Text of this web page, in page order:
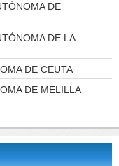
DE
DE LA
DE CEUTA
DE MELILLA